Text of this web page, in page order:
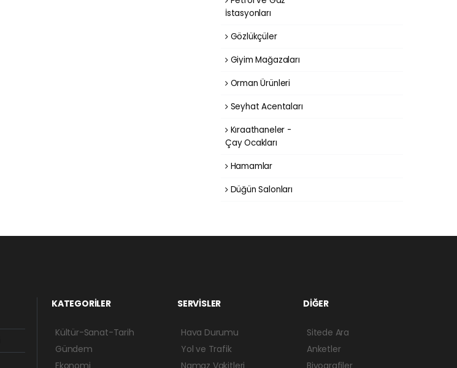
İstasyonları
Gözlükçüler
Giyim Mağazaları
Orman Ürünleri
Seyhat Acentaları
Kıraathaneler -
Çay Ocakları
Hamamlar
Düğün Salonları
KATEGORİLER
Kültür-Sanat-Tarih
Gündem
Ekonomi
SERVİSLER
Hava Durumu
Yol ve Trafik
Namaz Vakitleri
DİĞER
Sitede Ara
Anketler
Biyografiler